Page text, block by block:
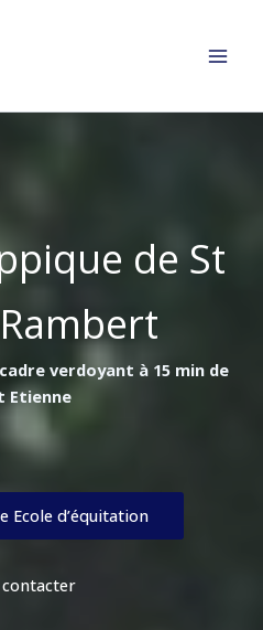
de St
verdoyant à 15 min de
Etienne
Ecole d’équitation